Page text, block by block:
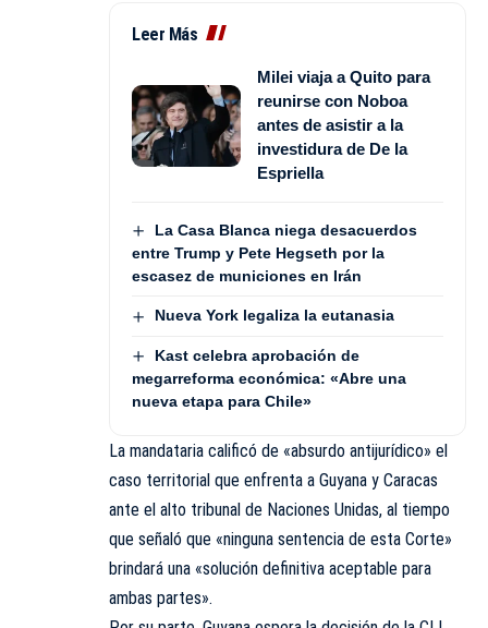
Leer Más
Milei viaja a Quito para
reunirse con Noboa
antes de asistir a la
investidura de De la
Espriella
La Casa Blanca niega desacuerdos
entre Trump y Pete Hegseth por la
escasez de municiones en Irán
Nueva York legaliza la eutanasia
Kast celebra aprobación de
megarreforma económica: «Abre una
nueva etapa para Chile»
La mandataria calificó de «absurdo antijurídico» el
caso territorial que enfrenta a Guyana y Caracas
ante el alto tribunal de Naciones Unidas, al tiempo
que señaló que «ninguna sentencia de esta Corte»
brindará una «solución definitiva aceptable para
ambas partes».